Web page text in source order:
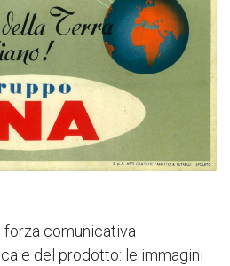
forza comunicativa
e del prodotto: le immagini